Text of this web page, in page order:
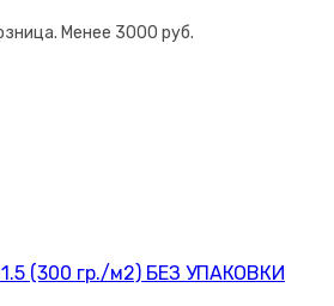
(300 гр./м2) БЕЗ УПАКОВКИ